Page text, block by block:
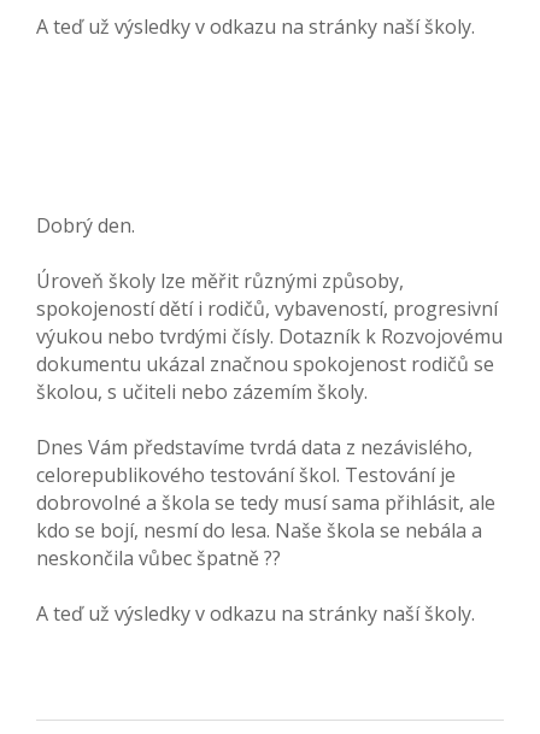
A teď už výsledky v odkazu na stránky naší školy.
Dobrý den.
Úroveň školy lze měřit různými způsoby,
spokojeností dětí i rodičů, vybaveností, progresivní
výukou nebo tvrdými čísly. Dotazník k Rozvojovému
dokumentu ukázal značnou spokojenost rodičů se
školou, s učiteli nebo zázemím školy.
Dnes Vám představíme tvrdá data z nezávislého,
celorepublikového testování škol. Testování je
dobrovolné a škola se tedy musí sama přihlásit, ale
kdo se bojí, nesmí do lesa. Naše škola se nebála a
neskončila vůbec špatně ??
A teď už výsledky v odkazu na stránky naší školy.